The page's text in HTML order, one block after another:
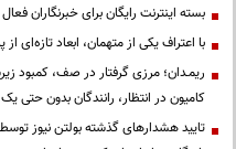
بسته اینترنت رایگان برای خبرنگاران
با اعتراف یکی از متهمان، ابعاد
کامیون در انتظار، رانندگان بدون
تایید هشدارهای گذشته بولتن نیوز